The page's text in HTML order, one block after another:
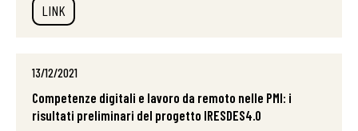
LINK
13/12/2021
Competenze digitali e lavoro da remoto nelle PMI: i
risultati preliminari del progetto IRESDES4.0